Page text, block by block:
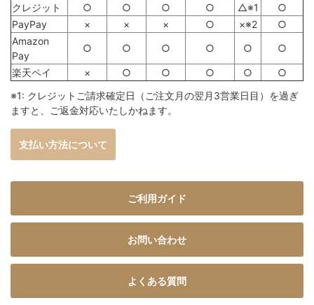
クレジット ○ ○ ○ ○ △※1
○
PayPay
× × × ○ ×※2
○
Amazon
Pay
○ ○ ○ ○ ○ ○
楽天ペイ × ○ ○ ○ ○
○
※1: クレジットご請求確定日（ご注文月の翌月3営業日目）を過ぎ
ますと、ご返金対応いたしかねます。
支払い方法について
ご利用ガイド
お問い合わせ
よくある質問